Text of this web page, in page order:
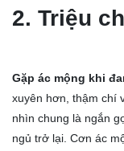
2. Triệu
Gặp ác mộng khi
xuyên hơn, thậm chí
nhìn chung là ngắn
ngủ trở lại. Cơn ác